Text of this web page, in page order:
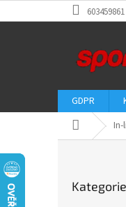
na
603459861
GDPR
Domů
kategorie
Kategorie